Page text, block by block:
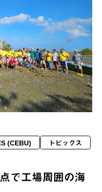
(CEBU)
トピックス
で工場周囲の海